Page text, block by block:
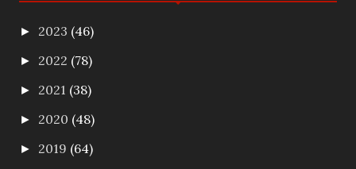
► 2023 (46)
► 2022 (78)
► 2021 (38)
► 2020 (48)
► 2019 (64)